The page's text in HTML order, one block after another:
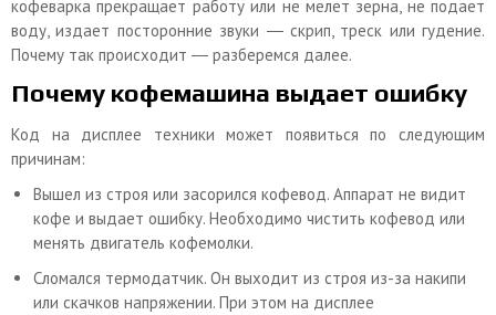
кофеварка прекращает работу или не мелет зерна, не подает
воду, издает посторонние звуки ― скрип, треск или гудение.
Почему так происходит ― разберемся далее.
Почему кофемашина выдает ошибку
Код на дисплее техники может появиться по следующим
причинам:
Вышел из строя или засорился кофевод. Аппарат не видит
кофе и выдает ошибку. Необходимо чистить кофевод или
менять двигатель кофемолки.
Сломался термодатчик. Он выходит из строя из-за накипи
или скачков напряжении. При этом на дисплее